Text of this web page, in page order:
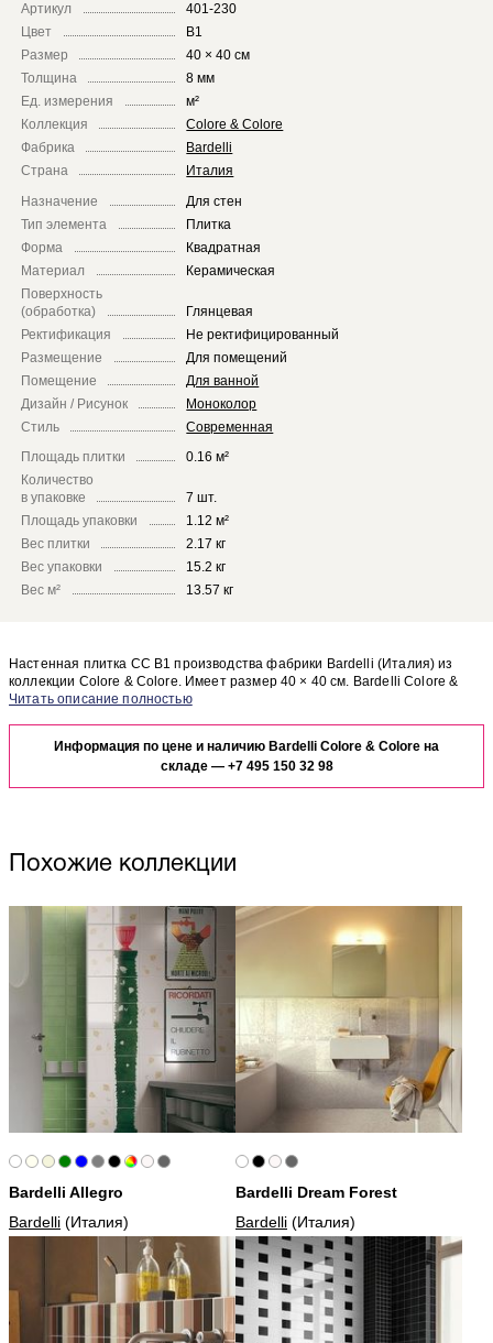
Артикул
401-230
Цвет
B1
Размер
40 × 40 см
Толщина
8 мм
Ед. измерения
м²
Коллекция
Colore & Colore
Фабрика
Bardelli
Страна
Италия
Назначение
Для стен
Тип элемента
Плитка
Форма
Квадратная
Материал
Керамическая
Поверхность
(обработка)
Глянцевая
Ректификация
Не ректифицированный
Размещение
Для помещений
Помещение
Для ванной
Дизайн / Рисунок
Моноколор
Стиль
Современная
Площадь плитки
0.16 м²
Количество
в упаковке
7 шт.
Площадь упаковки
1.12 м²
Вес плитки
2.17 кг
Вес упаковки
15.2 кг
Вес м²
13.57 кг
Настенная плитка CC B1 производства фабрики Bardelli (Италия) из
коллекции Colore & Colore. Имеет размер 40 × 40 см. Bardelli Colore &
Colore CC B1 отлично сочетается с другими элементами коллекции
отделке Вашего помещения, закажите бесплатный дизайн-проект с
использованием элементов коллекции Bardelli Colore & Colore.
Информация по цене и наличию Bardelli Colore & Colore на
складе — +7 495 150 32 98
Похожие коллекции
Bardelli Allegro
Bardelli (Италия)
Bardelli Dream Forest
Bardelli (Италия)